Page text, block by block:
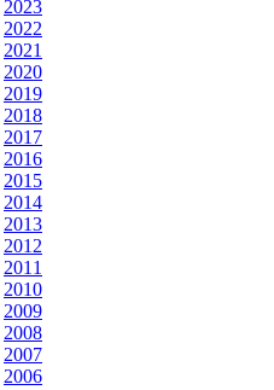
2023
2022
2021
2020
2019
2018
2017
2016
2015
2014
2013
2012
2011
2010
2009
2008
2007
2006